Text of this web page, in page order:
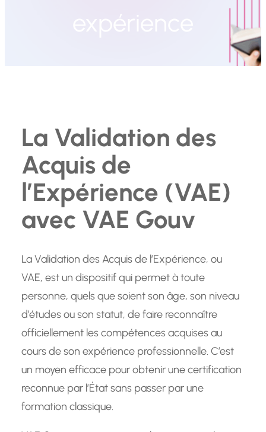
expérience
La Validation des
Acquis de
l’Expérience (VAE)
avec VAE Gouv
La Validation des Acquis de l’Expérience, ou
VAE, est un dispositif qui permet à toute
personne, quels que soient son âge, son niveau
d’études ou son statut, de faire reconnaître
officiellement les compétences acquises au
cours de son expérience professionnelle. C’est
un moyen efficace pour obtenir une certification
reconnue par l’État sans passer par une
formation classique.